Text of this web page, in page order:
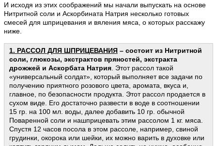
И исходя из этих соображений мы начали выпускать на основе
Нитритной соли и Аскорбината Натрия несколько готовых
смесей для шприцевания и вяления мяса, о которых расскажу
ниже.
1. РАССОЛ ДЛЯ ШПРИЦЕВАНИЯ – состоит из Нитритной
соли, глюкозы, экстрактов пряностей, экстракта
дрожжей и Аскорбата Натрия . Этот рассол такой
«универсальный солдат», который выполняет все задачи по
получению приятного розового цвета, аромата, вкуса и,
главное, по безопасности продукта. Этот рассол продается в
сухом виде. Его достаточно развести в воде в соотношении
15 гр. на 100 мл. воды, далее добавить 10 гр. обычной
Поваренной соли и нашприцевать этим рассолом 1 кг. мяса.
Спустя 12 часов посола в этом рассоле, например, свиной
грудинки, окорока или шейки, их можно варить в духовке или